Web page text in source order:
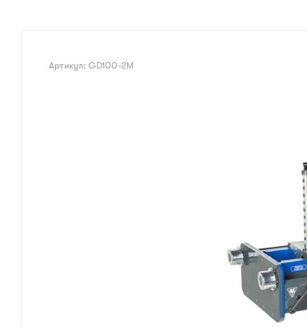
Артикул: GD100-2M